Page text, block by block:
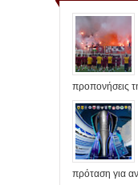
προπονήσεις
πρόταση για